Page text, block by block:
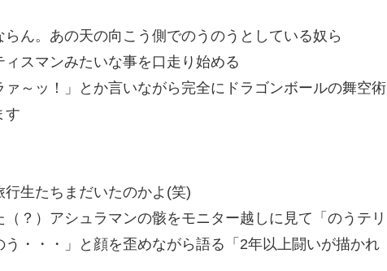
ん。あの天の向こう側でのうのうとしている奴ら
スマンみたいな事を口走り始める
～ッ！」とか言いながら完全にドラゴンボールの舞空術
す
生たちまだいたのかよ(笑)
？）アシュラマンの骸をモニター越しに見て「のうテリ
・・・」と顔を歪めながら語る「2年以上闘いが描かれ